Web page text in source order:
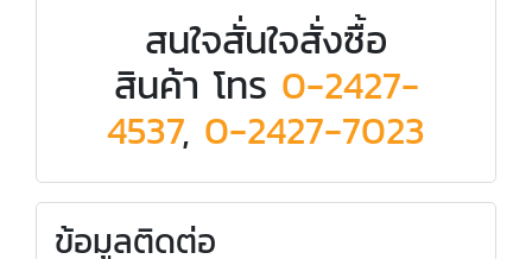
สนใจสั่นใจสั่งซื้อ
สินค้า โทร 0-2427-
4537, 0-2427-7023
ข้อมูลติดต่อ